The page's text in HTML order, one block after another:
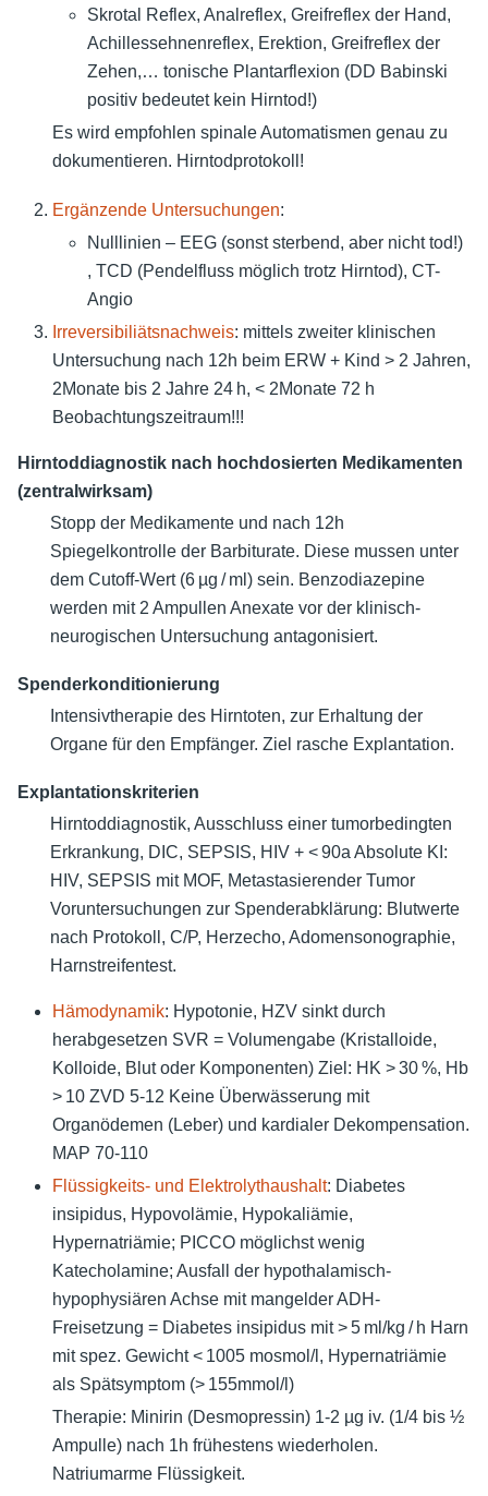
Skrotal Reflex, Analreflex, Greifreflex der Hand,
Achillessehnenreflex, Erektion, Greifreflex der
Zehen,… tonische Plantarflexion (DD Babinski
positiv bedeutet kein Hirntod!)
Es wird empfohlen spinale Automatismen genau zu
dokumentieren. Hirntodprotokoll!
Ergänzende Untersuchungen:
Nulllinien – EEG (sonst sterbend, aber nicht tod!)
, TCD (Pendelfluss möglich trotz Hirntod), CT-
Angio
Irreversibiliätsnachweis: mittels zweiter klinischen
Untersuchung nach 12h beim ERW + Kind > 2 Jahren,
2Monate bis 2 Jahre 24 h, < 2Monate 72 h
Beobachtungszeitraum!!!
Hirntoddiagnostik nach hochdosierten Medikamenten
(zentralwirksam)
Stopp der Medikamente und nach 12h
Spiegelkontrolle der Barbiturate. Diese mussen unter
dem Cutoff-Wert (6 µg / ml) sein. Benzodiazepine
werden mit 2 Ampullen Anexate vor der klinisch-
neurogischen Untersuchung antagonisiert.
Spenderkonditionierung
Intensivtherapie des Hirntoten, zur Erhaltung der
Organe für den Empfänger. Ziel rasche Explantation.
Explantationskriterien
Hirntoddiagnostik, Ausschluss einer tumorbedingten
Erkrankung, DIC, SEPSIS, HIV + < 90a Absolute KI:
HIV, SEPSIS mit MOF, Metastasierender Tumor
Voruntersuchungen zur Spenderabklärung: Blutwerte
nach Protokoll, C/P, Herzecho, Adomensonographie,
Harnstreifentest.
Hämodynamik: Hypotonie, HZV sinkt durch
herabgesetzen SVR = Volumengabe (Kristalloide,
Kolloide, Blut oder Komponenten) Ziel: HK > 30 %, Hb
> 10 ZVD 5-12 Keine Überwässerung mit
Organödemen (Leber) und kardialer Dekompensation.
MAP 70-110
Flüssigkeits- und Elektrolythaushalt: Diabetes
insipidus, Hypovolämie, Hypokaliämie,
Hypernatriämie; PICCO möglichst wenig
Katecholamine; Ausfall der hypothalamisch-
hypophysiären Achse mit mangelder ADH-
Freisetzung = Diabetes insipidus mit > 5 ml/kg / h Harn
mit spez. Gewicht < 1005 mosmol/l, Hypernatriämie
als Spätsymptom (> 155mmol/l)
Therapie: Minirin (Desmopressin) 1-2 µg iv. (1/4 bis ½
Ampulle) nach 1h frühestens wiederholen.
Natriumarme Flüssigkeit.